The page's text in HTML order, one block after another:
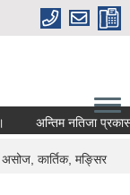
अन्तिम नतिजा प्रकासन
कार्तिक, मङ्सिर